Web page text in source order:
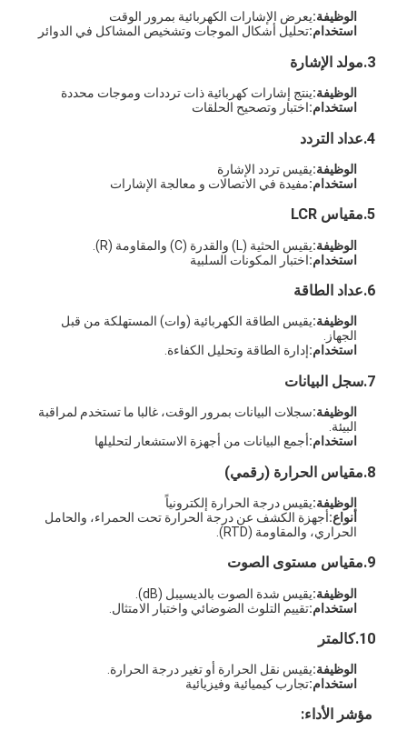
المنزل
المنتجات
فيديوهات
الوظيفة:يعرض الإشارات الكهربائية بمرور الوقت
استخدام:تحليل أشكال الموجات وتشخيص المشاكل في الدوائر
3. مولد الإشارة
الوظيفة:ينتج إشارات كهربائية ذات ترددات وموجات محددة
استخدام:اختبار وتصحيح الحلقات
4. عداد التردد
الوظيفة:يقيس تردد الإشارة
استخدام:مفيدة في الاتصالات و معالجة الإشارات
5. مقياس LCR
الوظيفة:يقيس الحثية (L) والقدرة (C) والمقاومة (R).
استخدام:اختبار المكونات السلبية
6. عداد الطاقة
الوظيفة:يقيس الطاقة الكهربائية (وات) المستهلكة من قبل
الجهاز.
استخدام:إدارة الطاقة وتحليل الكفاءة.
7. سجل البيانات
الوظيفة:سجلات البيانات بمرور الوقت، غالبا ما تستخدم لمراقبة
البيئة.
استخدام:أجمع البيانات من أجهزة الاستشعار لتحليلها
8. مقياس الحرارة (رقمي)
الوظيفة:يقيس درجة الحرارة إلكترونياً
أنواع:أجهزة الكشف عن درجة الحرارة تحت الحمراء، والحامل
الحراري، والمقاومة (RTD).
9. مقياس مستوى الصوت
الوظيفة:يقيس شدة الصوت بالديسيبل (dB).
استخدام:تقييم التلوث الضوضائي واختبار الامتثال.
10. كالمتر
الوظيفة:يقيس نقل الحرارة أو تغير درجة الحرارة.
استخدام:تجارب كيميائية وفيزيائية
مؤشر الأداء: